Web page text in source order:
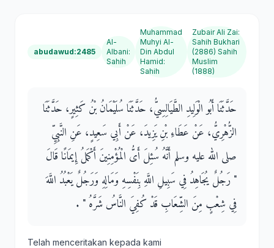
abudawud:2485
Al-
Albani:
Sahih
Muhammad
Muhyi Al-
Din Abdul
Hamid:
Sahih
Zubair Ali Zai:
Sahih Bukhari
(2886) Sahih
Muslim
(1888)
حَدَّثَنَا أَبُو الْوَلِيدِ الطَّيَالِسِيُّ، حَدَّثَنَا سُلَيْمَانُ بْنُ كَثِيرٍ، حَدَّثَنَا
الزُّهْرِيُّ، عَنْ عَطَاءِ بْنِ يَزِيدَ، عَنْ أَبِي سَعِيدٍ، عَنِ النَّبِيِّ
صلى الله عليه وسلم أَنَّهُ سُئِلَ أَىُّ الْمُؤْمِنِينَ أَكْمَلُ إِيمَانًا قَالَ ‏
"‏ رَجُلٌ يُجَاهِدُ فِي سَبِيلِ اللَّهِ بِنَفْسِهِ وَمَالِهِ وَرَجُلٌ يَعْبُدُ اللَّهَ
فِي شِعْبٍ مِنَ الشِّعَابِ قَدْ كُفِيَ النَّاسُ شَرَّهُ ‏"‏ ‏.‏
Telah menceritakan kepada kami